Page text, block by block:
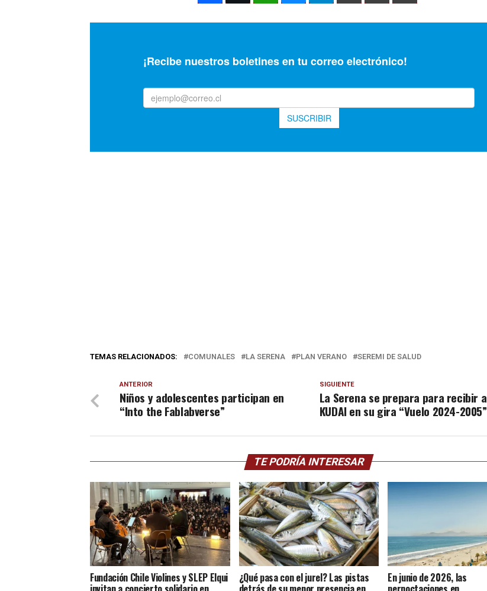
TEMAS RELACIONADOS: COMUNALES LA SERENA PLAN VERANO SEREMI DE SALUD
SIGUIENTE
La Serena se prepara para recibir a
KUDAI en su gira “Vuelo 2024-2005”
ANTERIOR
Niños y adolescentes participan en
“Into the Fablabverse”
TE PODRÍA INTERESAR
Fundación Chile Violines y SLEP Elqui ¿Qué pasa con el jurel? Las pistas En junio de 2026, las